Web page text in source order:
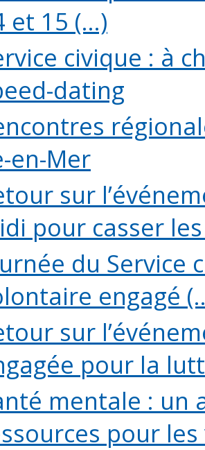
et 15 (...)
civique : à
dating
en-Mer
sur
pour casser les
du Service
engagé
sur
pour la
mentale : un
pour